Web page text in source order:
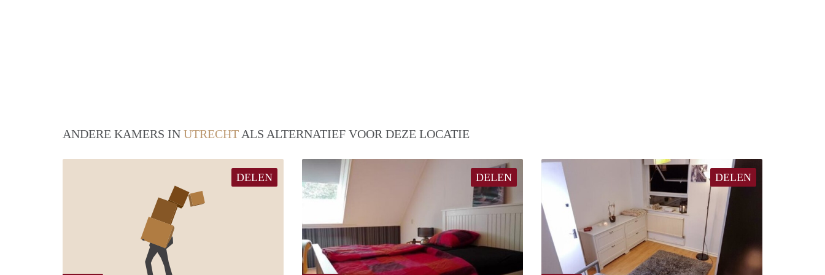
ANDERE KAMERS IN UTRECHT ALS ALTERNATIEF VOOR DEZE LOCATIE
DELEN DELEN DELEN